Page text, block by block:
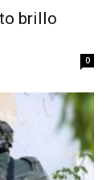
brillo
0